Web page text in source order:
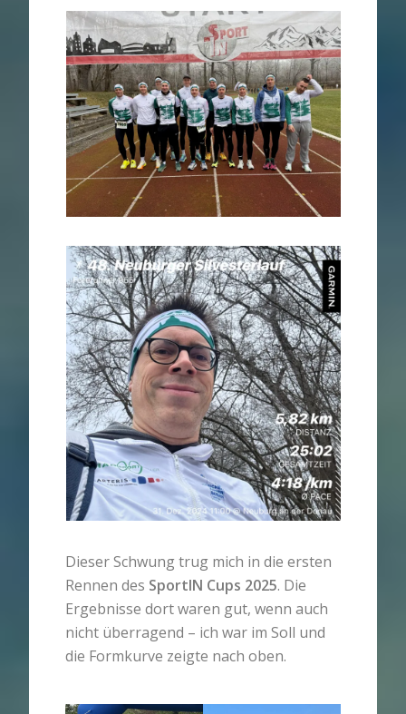
Dieser Schwung trug mich in die ersten
Rennen des SportIN Cups 2025. Die
Ergebnisse dort waren gut, wenn auch
nicht überragend – ich war im Soll und
die Formkurve zeigte nach oben.